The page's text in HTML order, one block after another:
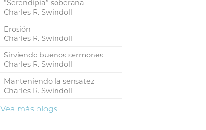
“Serendipia” soberana
Charles R. Swindoll
Erosión
Charles R. Swindoll
Sirviendo buenos sermones
Charles R. Swindoll
Manteniendo la sensatez
Charles R. Swindoll
Vea más blogs